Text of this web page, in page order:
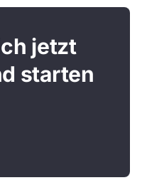
jetzt
starten